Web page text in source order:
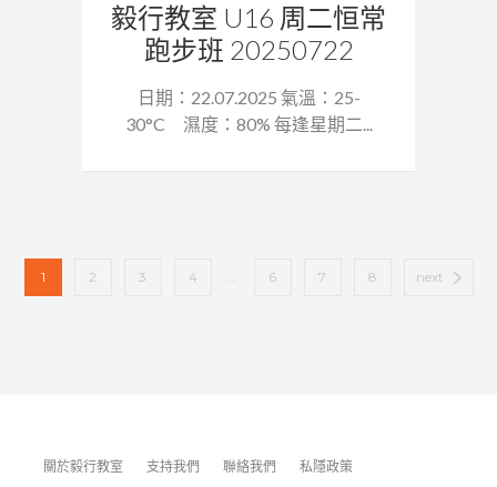
毅行教室 U16 周二恒常
跑步班 20250722
日期：22.07.2025 氣溫：25-
30°C 濕度：80% 每逢星期二...
1 2 3 4 ... 6 7 8 next
關於毅行教室 支持我們 聯絡我們 私隱政策